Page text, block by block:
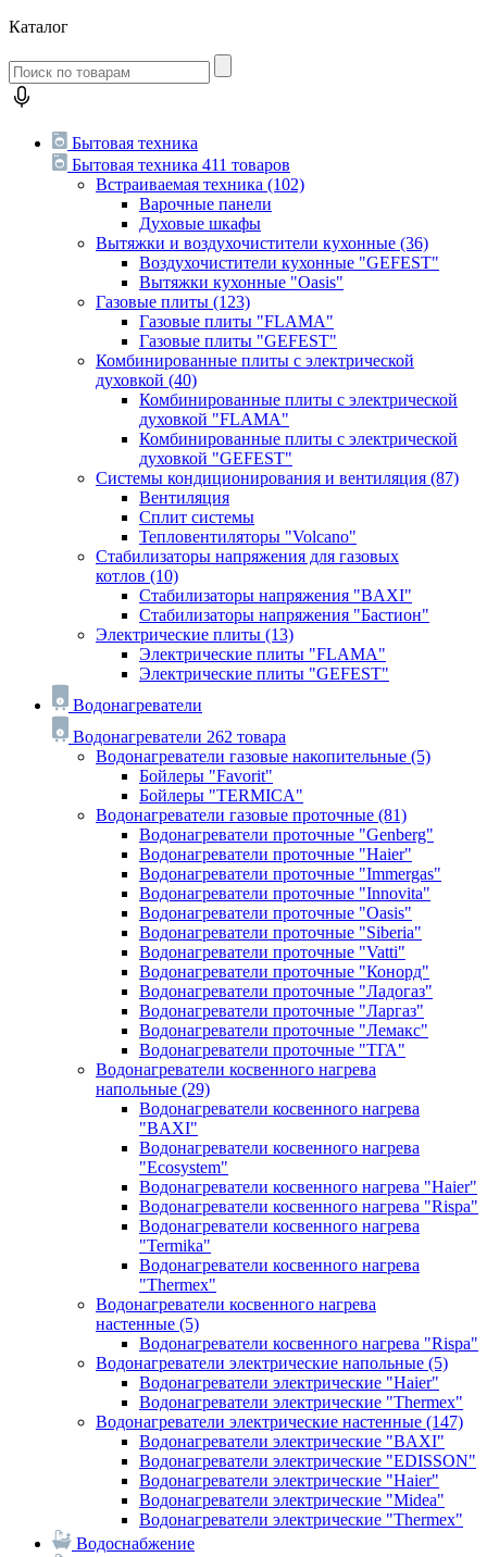
Каталог
Бытовая техника
Бытовая техника 411 товаров
Встраиваемая техника (102)
Варочные панели
Духовые шкафы
Вытяжки и воздухочистители кухонные (36)
Воздухочистители кухонные "GEFEST"
Вытяжки кухонные "Oasis"
Газовые плиты (123)
Газовые плиты "FLAMA"
Газовые плиты "GEFEST"
Комбинированные плиты с электрической
духовкой (40)
Комбинированные плиты с электрической
духовкой "FLAMA"
Комбинированные плиты с электрической
духовкой "GEFEST"
Системы кондиционирования и вентиляция (87)
Вентиляция
Сплит системы
Тепловентиляторы "Volcano"
Стабилизаторы напряжения для газовых
котлов (10)
Стабилизаторы напряжения "BAXI"
Стабилизаторы напряжения "Бастион"
Электрические плиты (13)
Электрические плиты "FLAMA"
Электрические плиты "GEFEST"
Водонагреватели
Водонагреватели 262 товара
Водонагреватели газовые накопительные (5)
Бойлеры "Favorit"
Бойлеры "TERMICA"
Водонагреватели газовые проточные (81)
Водонагреватели проточные "Genberg"
Водонагреватели проточные "Haier"
Водонагреватели проточные "Immergas"
Водонагреватели проточные "Innovita"
Водонагреватели проточные "Oasis"
Водонагреватели проточные "Siberia"
Водонагреватели проточные "Vatti"
Водонагреватели проточные "Конорд"
Водонагреватели проточные "Ладогаз"
Водонагреватели проточные "Ларгаз"
Водонагреватели проточные "Лемакс"
Водонагреватели проточные "ТГА"
Водонагреватели косвенного нагрева
напольные (29)
Водонагреватели косвенного нагрева
"BAXI"
Водонагреватели косвенного нагрева
"Ecosystem"
Водонагреватели косвенного нагрева "Haier"
Водонагреватели косвенного нагрева "Rispa"
Водонагреватели косвенного нагрева
"Termika"
Водонагреватели косвенного нагрева
"Thermex"
Водонагреватели косвенного нагрева
настенные (5)
Водонагреватели косвенного нагрева "Rispa"
Водонагреватели электрические напольные (5)
Водонагреватели электрические "Haier"
Водонагреватели электрические "Thermex"
Водонагреватели электрические настенные (147)
Водонагреватели электрические "BAXI"
Водонагреватели электрические "EDISSON"
Водонагреватели электрические "Haier"
Водонагреватели электрические "Midea"
Водонагреватели электрические "Thermex"
Водоснабжение